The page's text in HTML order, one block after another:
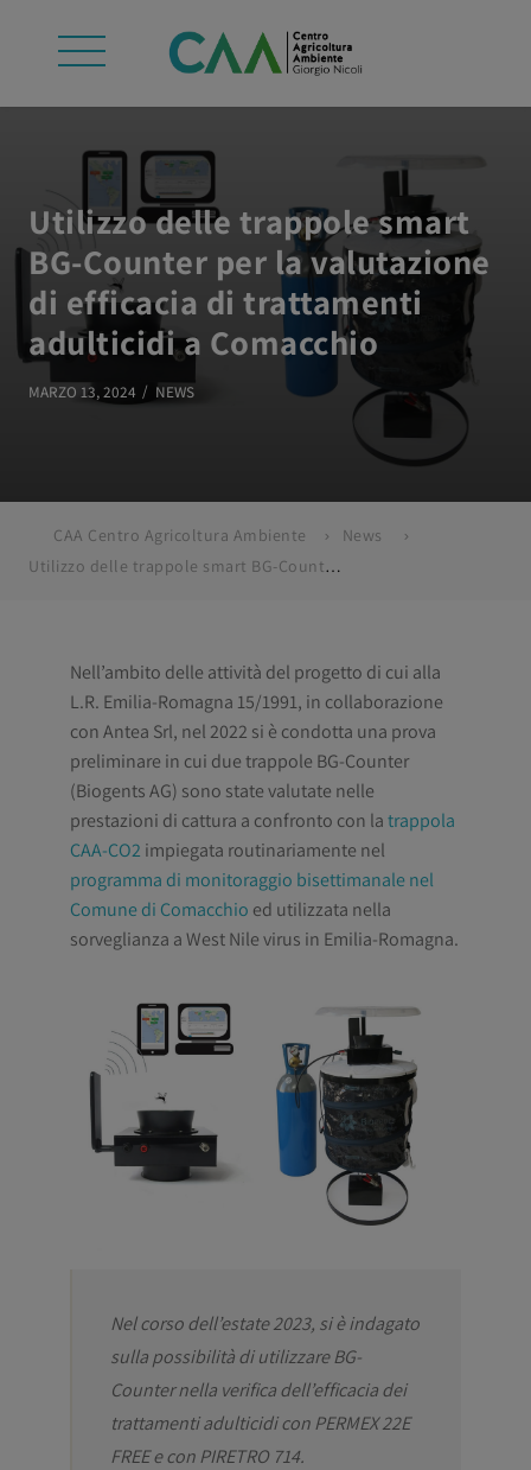
Utilizzo delle trappole smart
BG-Counter per la valutazione
di efficacia di trattamenti
adulticidi a Comacchio
MARZO 13, 2024 NEWS
CAA Centro Agricoltura Ambiente
News
Utilizzo delle trappole smart BG-Counter per la valutazione di efficacia di trattamenti adulticidi a Comacchio
Nell’ambito delle attività del progetto di cui alla
L.R. Emilia-Romagna 15/1991, in collaborazione
con Antea Srl, nel 2022 si è condotta una prova
preliminare in cui due trappole BG-Counter
(Biogents AG) sono state valutate nelle
prestazioni di cattura a confronto con latrappola
CAA-CO2 impiegata routinariamente nel
programma di monitoraggio bisettimanale nel
Comune di Comacchio ed utilizzata nella
sorveglianza a West Nile virus in Emilia-Romagna.
Nel corso dell’estate 2023, si è indagato
sulla possibilità di utilizzare BG-
Counter nella verifica dell’efficacia dei
trattamenti adulticidi con PERMEX 22E
FREE e con PIRETRO 714.